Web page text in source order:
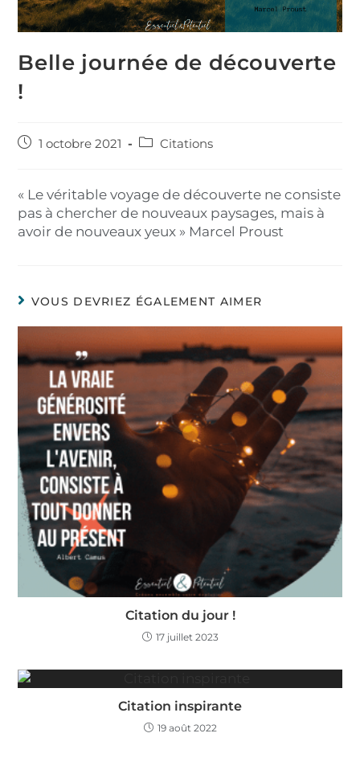
Belle journée de découverte
!
1 octobre 2021 Citations
« Le véritable voyage de découverte ne consiste
pas à chercher de nouveaux paysages, mais à
avoir de nouveaux yeux » Marcel Proust
VOUS DEVRIEZ ÉGALEMENT AIMER
Citation du jour !
17 juillet 2023
Citation inspirante
19 août 2022